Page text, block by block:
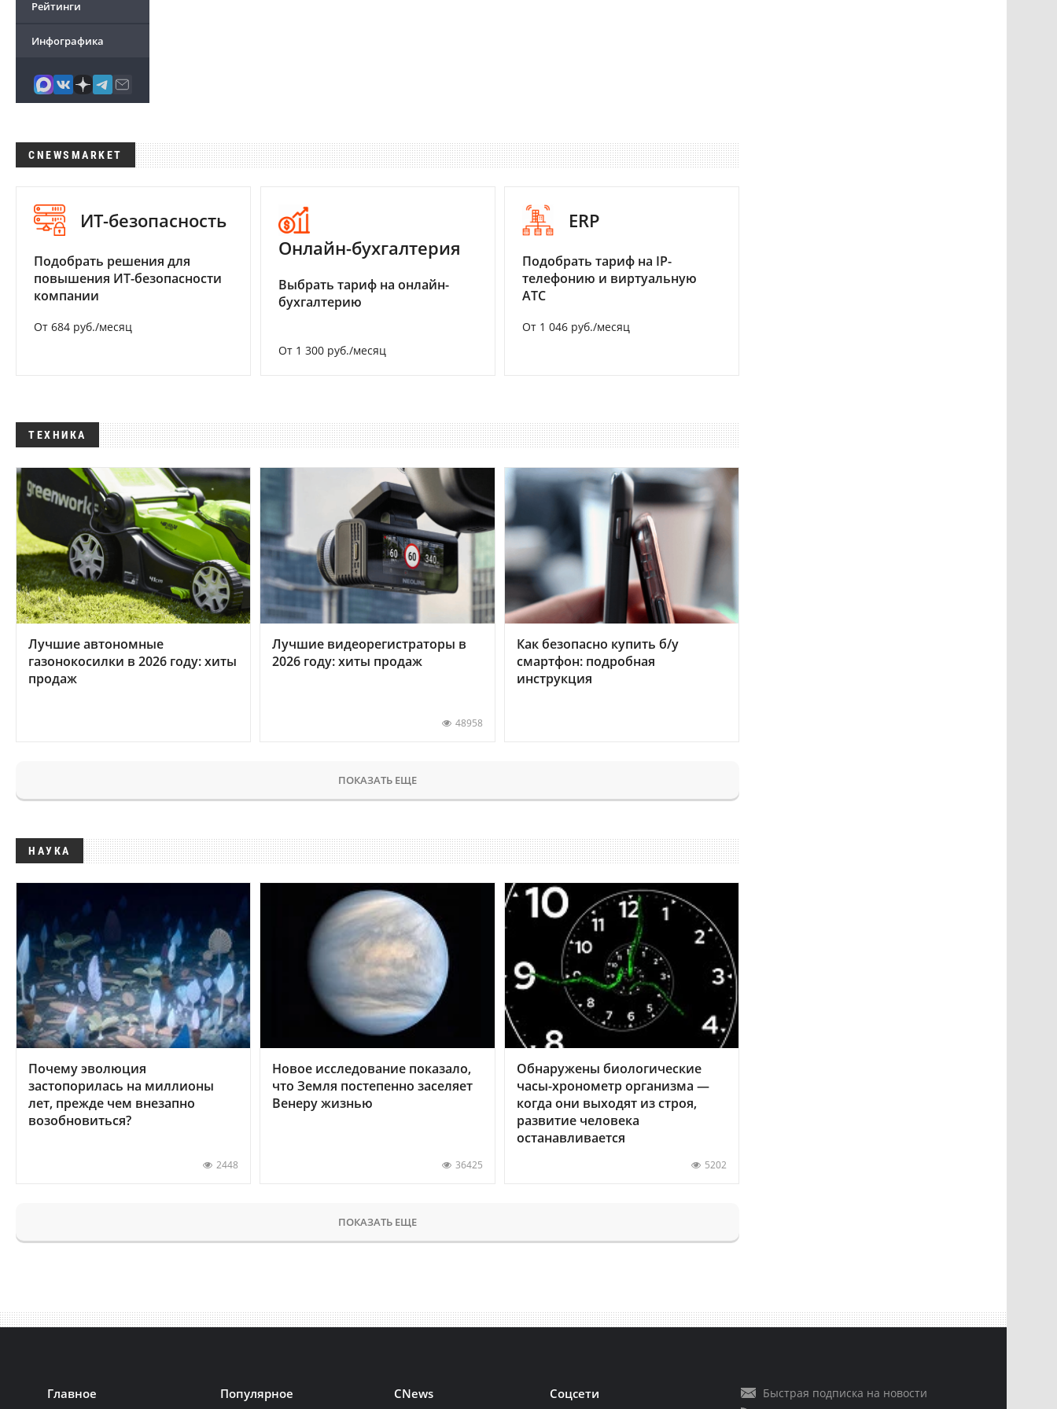
Рейтинги
Инфографика
CNEWSMARKET
ИТ-безопасность
Подобрать решения для
повышения ИТ-безопасности
компании
От 684 руб./месяц
Онлайн-бухгалтерия
Выбрать тариф на онлайн-
бухгалтерию
От 1 300 руб./месяц
ERP
Подобрать тариф на IP-
телефонию и виртуальную
АТС
От 1 046 руб./месяц
ТЕХНИКА
Лучшие автономные
газонокосилки в 2026 году: хиты
продаж
Лучшие видеорегистраторы в
2026 году: хиты продаж
48958
Как безопасно купить б/у
смартфон: подробная
инструкция
ПОКАЗАТЬ ЕЩЕ
НАУКА
Почему эволюция
застопорилась на миллионы
лет, прежде чем внезапно
возобновиться?
2448
Новое исследование показало,
что Земля постепенно заселяет
Венеру жизнью
36425
Обнаружены биологические
часы-хронометр организма —
когда они выходят из строя,
развитие человека
останавливается
5202
ПОКАЗАТЬ ЕЩЕ
Главное Популярное CNews Соцсети
Быстрая подписка на новости